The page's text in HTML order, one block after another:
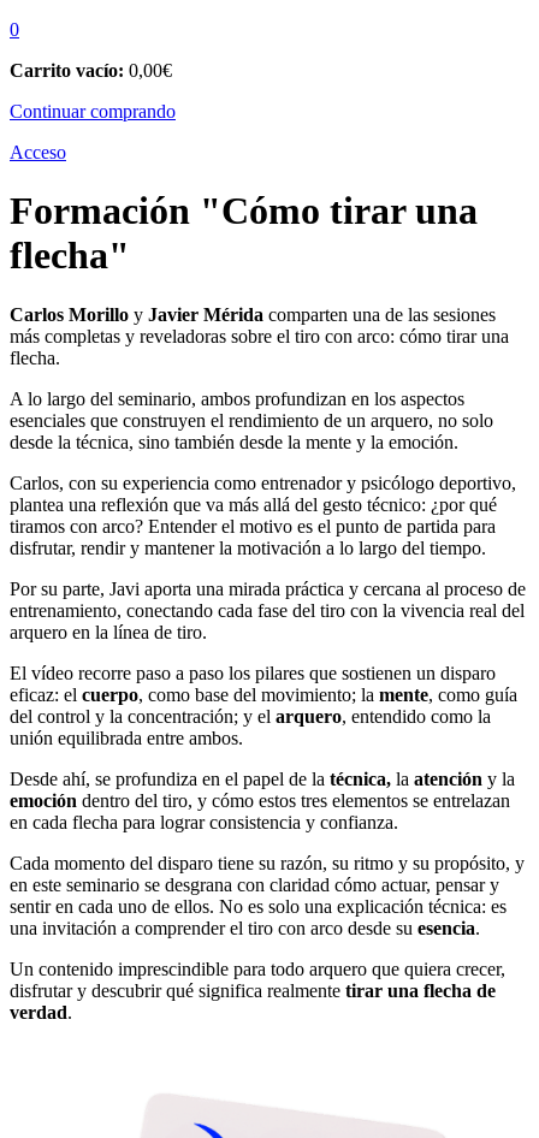
0
Carrito vacío: 0,00€
Continuar comprando
Acceso
Formación "Cómo tirar una
flecha"
Carlos Morillo y Javier Mérida comparten una de las sesiones
más completas y reveladoras sobre el tiro con arco: cómo tirar una
flecha.
A lo largo del seminario, ambos profundizan en los aspectos
esenciales que construyen el rendimiento de un arquero, no solo
desde la técnica, sino también desde la mente y la emoción.
Carlos, con su experiencia como entrenador y psicólogo deportivo,
plantea una reflexión que va más allá del gesto técnico: ¿por qué
tiramos con arco? Entender el motivo es el punto de partida para
disfrutar, rendir y mantener la motivación a lo largo del tiempo.
Por su parte, Javi aporta una mirada práctica y cercana al proceso de
entrenamiento, conectando cada fase del tiro con la vivencia real del
arquero en la línea de tiro.
El vídeo recorre paso a paso los pilares que sostienen un disparo
eficaz: el cuerpo, como base del movimiento; la mente, como guía
del control y la concentración; y el arquero, entendido como la
unión equilibrada entre ambos.
Desde ahí, se profundiza en el papel de la técnica, la atención y la
emoción dentro del tiro, y cómo estos tres elementos se entrelazan
en cada flecha para lograr consistencia y confianza.
Cada momento del disparo tiene su razón, su ritmo y su propósito, y
en este seminario se desgrana con claridad cómo actuar, pensar y
sentir en cada uno de ellos. No es solo una explicación técnica: es
una invitación a comprender el tiro con arco desde su esencia.
Un contenido imprescindible para todo arquero que quiera crecer,
disfrutar y descubrir qué significa realmente tirar una flecha de
verdad.